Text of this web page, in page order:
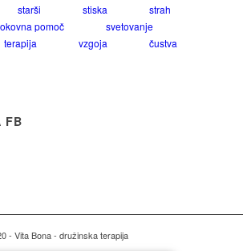
starši stiska
strah
pomoč
svetovanje
terapija vzgoja čustva
FB
- Vita Bona - družinska terapija